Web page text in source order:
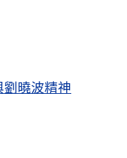
劉曉波精神